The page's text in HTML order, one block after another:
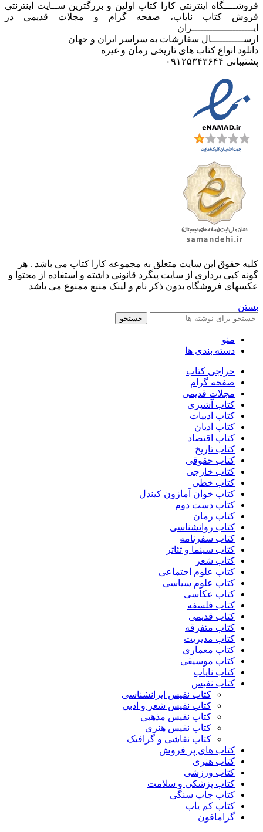
فروشــــگاه اینترنتی کارا کتاب اولین و بزرگترین ســایت اینترنتی
فروش کتاب نایاب، صفحه گرام و مجلات قدیمی در
ایـــــــــــــــــــــران
ارســـــــــــال سفارشات به سراسر ایران و جهان
دانلود انواع کتاب های تاریخی رمان و غیره
پشتیبانی ۰۹۱۲۵۳۴۳۶۴۴
کليه حقوق اين سايت متعلق به مجموعه کارا کتاب می باشد . هر
گونه کپی برداری از سایت پیگرد قانونی داشته و استفاده از محتوا و
عکسهای فروشگاه بدون ذکر نام و لینک منبع ممنوع می باشد
بستن
جستجو
منو
دسته بندی ها
حراجی کتاب
صفحه گرام
مجلات قدیمی
کتاب آشپزی
کتاب ادبیات
کتاب ادیان
کتاب اقتصاد
کتاب تاریخ
کتاب حقوقی
کتاب خارجی
کتاب خطی
کتاب خوان آمازون کیندل
کتاب دست دوم
کتاب رمان
کتاب روانشناسی
کتاب سفرنامه
کتاب سینما و تئاتر
کتاب شعر
کتاب علوم اجتماعی
کتاب علوم سیاسی
کتاب عکاسی
کتاب فلسفه
کتاب قدیمی
کتاب متفرقه
کتاب مدیریت
کتاب معماری
کتاب موسیقی
کتاب نایاب
کتاب نفیس
کتاب نفیس ایرانشناسی
کتاب نفیس شعر و ادبی
کتاب نفیس مذهبی
کتاب نفیس هنری
کتاب نقاشی و گرافیک
کتاب های پر فروش
کتاب هنری
کتاب ورزشی
کتاب پزشکی و سلامت
کتاب چاپ سنگی
کتاب کم یاب
گرامافون